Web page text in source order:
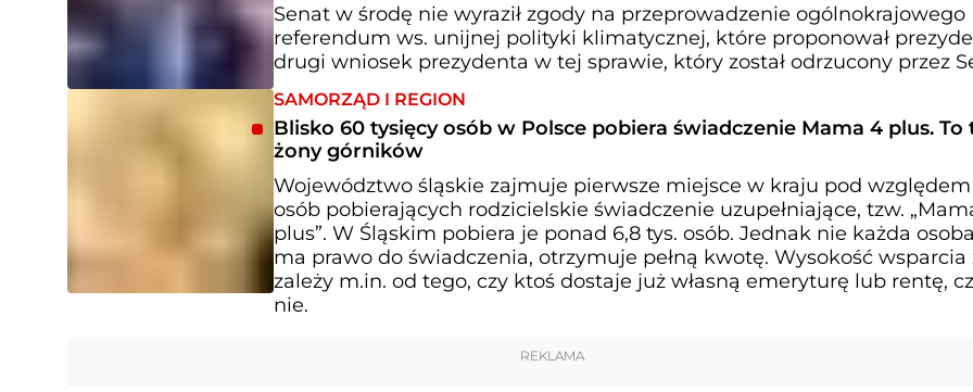
Senat w środę nie wyraził zgody na przeprowadzenie ogólnokrajowego
referendum ws. unijnej polityki klimatycznej, które proponował
drugi wniosek prezydenta w tej sprawie, który został odrzucony przez
SAMORZĄD I REGION
Blisko 60 tysięcy osób w Polsce pobiera świadczenie Mama 4 plus. To
żony górników
Województwo śląskie zajmuje pierwsze miejsce w kraju pod
osób pobierających rodzicielskie świadczenie uzupełniające, tzw.
plus”. W Śląskim pobiera je ponad 6,8 tys. osób. Jednak nie każda
ma prawo do świadczenia, otrzymuje pełną kwotę. Wysokość wsparcia
zależy m.in. od tego, czy ktoś dostaje już własną emeryturę lub rentę,
nie.
REKLAMA